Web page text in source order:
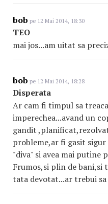
bob pe 12 Mai 2014, 18:30
TEO
mai jos...am uitat sa
bob pe 12 Mai 2014, 18:28
Disperata
Ar cam fi timpul sa
imperechea...avand un
gandit
probleme,ar fi gasit sigur
"diva" si avea mai putine
Frumos,si plin de
tata devotat...ar trebui